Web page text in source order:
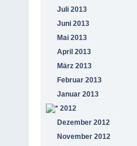
Juli 2013
Juni 2013
Mai 2013
April 2013
März 2013
Februar 2013
Januar 2013
2012
Dezember 2012
November 2012